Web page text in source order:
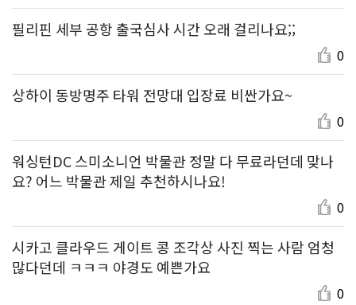
필리핀 세부 공항 출국심사 시간 오래 걸리나요;;
0
상하이 동방명주 타워 전망대 입장료 비싼가요~
0
워싱턴DC 스미소니언 박물관 정말 다 무료라던데 맞나
요? 어느 박물관 제일 추천하시나요!
0
시카고 클라우드 게이트 콩 조각상 사진 찍는 사람 엄청
많다던데 ㅋㅋㅋ 야경도 예쁜가요
0